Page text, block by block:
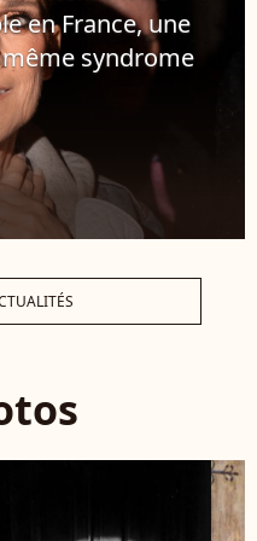
en France, une
syndrome